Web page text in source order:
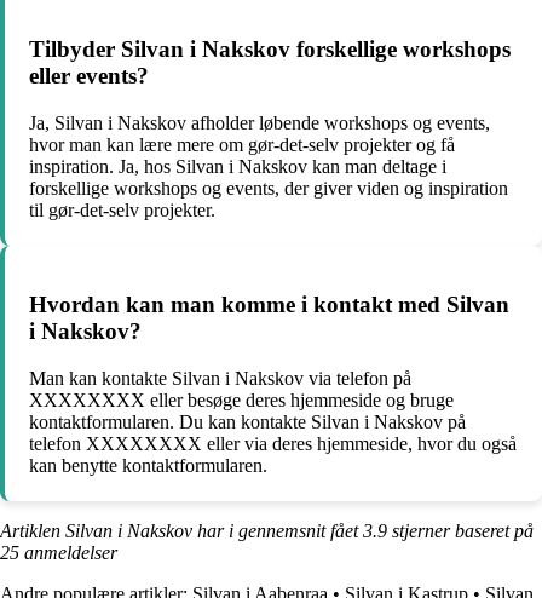
Tilbyder Silvan i Nakskov forskellige workshops
eller events?
Ja, Silvan i Nakskov afholder løbende workshops og events,
hvor man kan lære mere om gør-det-selv projekter og få
inspiration. Ja, hos Silvan i Nakskov kan man deltage i
forskellige workshops og events, der giver viden og inspiration
til gør-det-selv projekter.
Hvordan kan man komme i kontakt med Silvan
i Nakskov?
Man kan kontakte Silvan i Nakskov via telefon på
XXXXXXXX eller besøge deres hjemmeside og bruge
kontaktformularen. Du kan kontakte Silvan i Nakskov på
telefon XXXXXXXX eller via deres hjemmeside, hvor du også
kan benytte kontaktformularen.
Artiklen Silvan i Nakskov har i gennemsnit fået3.9 stjerner baseret på
25 anmeldelser